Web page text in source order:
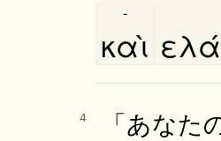
καὶ
-
4
「あな